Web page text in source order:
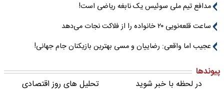
مدافع تیم ملی سوئیس یک نابغه ریاضی است!
ساعت قلعه‌نویی ۲۰ خانواده را از فلاکت نجات می‌دهد
عجیب اما واقعی: رضاییان و مسی بهترین بازیکنان جام جهانی!
پیوندها
در لحظه با خبر شوید
تحلیل های روز اقتصادی